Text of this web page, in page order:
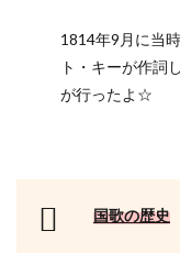
1814年9月に当
ト・キーが作詞
が行ったよ☆
国歌の歴史